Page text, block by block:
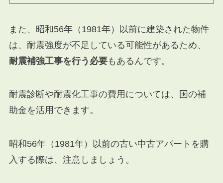
また、昭和56年（1981年）以前に建築された物件
は、耐震強度が不足している可能性があるため、
耐震補強工事を行う必要もあるんです。
耐震診断や耐震化工事の費用については、国の補
助金を活用できます。
昭和56年（1981年）以前の古い中古アパートを購
入する際は、注意しましょう。